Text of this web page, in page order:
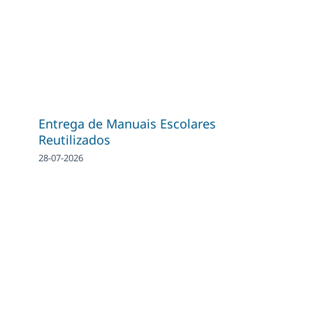
Entrega de Manuais Escolares
Reutilizados
28-07-2026